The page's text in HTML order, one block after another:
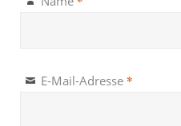
E-Mail-Adresse *